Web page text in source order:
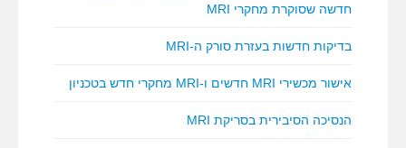
חדשה שסוקרת מחקרי MRI
בדיקות חדשות בעזרת סורק ה-MRI
אישור מכשירי MRI חדשים ו-MRI מחקרי חדש בטכניון
הנסיכה הסיבירית בסריקת MRI